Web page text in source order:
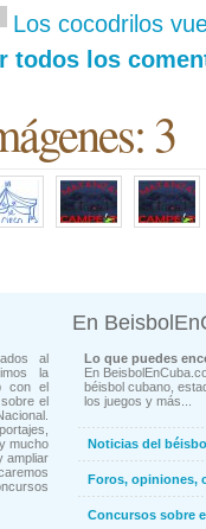
Los cocodrilos
todos los
3
al
la
con el
el
mucho
ampliar
En
Lo que puedes
En
béisbol cubano,
los juegos y más...
Noticias del
Foros, opiniones,
Concursos sobre